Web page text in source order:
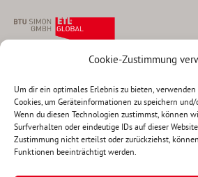
Cookie-Zustimmung
Um dir ein optimales Erlebnis zu bieten,
Cookies, um Geräteinformationen zu speichern
Wenn du diesen Technologien zustimmst, können
Surfverhalten oder eindeutige IDs auf dieser
Zustimmung nicht erteilst oder zurückziehst,
Funktionen beeinträchtigt werden.
Steuerberatungsgesellschaft
Pettenkoferstraße 22
80336 München
Tel +49 (0)89 290 817-0